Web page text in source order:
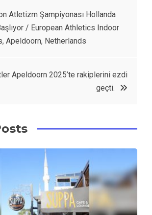
e
Atletizm Şampiyonası Hollanda
/ European Athletics Indoor
Apeldoorn, Netherlands
Apeldoorn 2025’te rakiplerini ezdi
geçti.